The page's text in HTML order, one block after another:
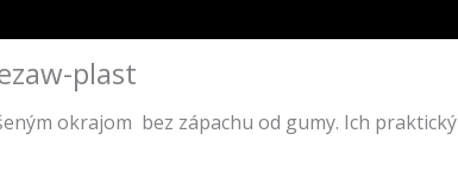
plast
okrajom bez zápachu od gumy. Ich